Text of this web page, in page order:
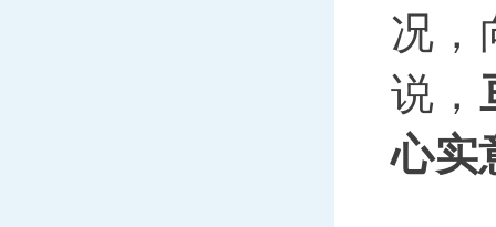
况，
说，
心实